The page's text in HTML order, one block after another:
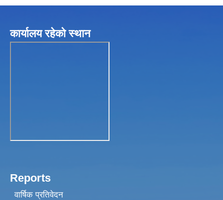
कार्यालय रहेकाे स्थान
Reports
वार्षिक प्रतिवेदन